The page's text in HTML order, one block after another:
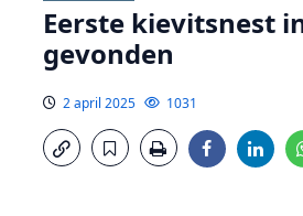
Eerste kievitsnest
gevonden
2 april 2025 1031